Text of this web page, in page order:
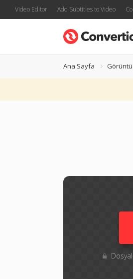
Video Editor Add Subtitles to Video
Ana Sayfa